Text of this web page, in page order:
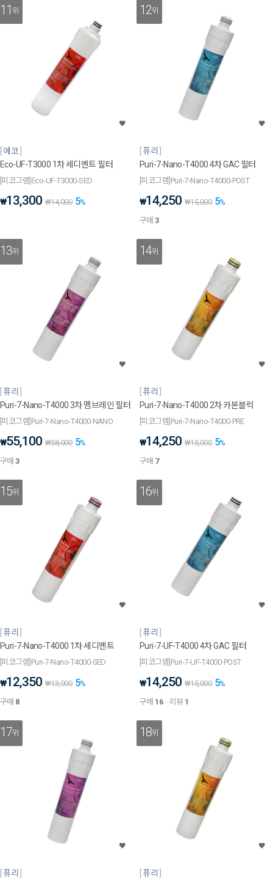
11위
에코
Eco-UF-T3000 1차 세디멘트 필터
[피코그램]Eco-UF-T3000-SED
₩13,300 ₩14,000 5%
12위
퓨리
Puri-7-Nano-T4000 4차 GAC 필터
[피코그램]Puri-7-Nano-T4000-POST
₩14,250 ₩15,000 5%
구매3
13위
퓨리
Puri-7-Nano-T4000 3차 멤브레인 필터
[피코그램]Puri-7-Nano-T4000-NANO
₩55,100 ₩58,000 5%
구매3
14위
퓨리
Puri-7-Nano-T4000 2차 카본블럭
[피코그램]Puri-7-Nano-T4000-PRE
₩14,250 ₩15,000 5%
구매 7
15위
퓨리
Puri-7-Nano-T4000 1차 세디멘트
[피코그램]Puri-7-Nano-T4000-SED
₩12,350 ₩13,000 5%
구매 8
16위
퓨리
Puri-7-UF-T4000 4차 GAC 필터
[피코그램]Puri-7-UF-T4000-POST
₩14,250 ₩15,000 5%
구매 16 리뷰 1
17위
퓨리
18위
퓨리